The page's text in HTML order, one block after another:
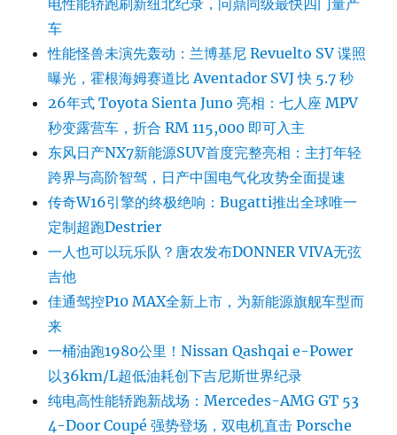
车
性能怪兽未演先轰动：兰博基尼 Revuelto SV 谍照
曝光，霍根海姆赛道比 Aventador SVJ 快 5.7 秒
26年式 Toyota Sienta Juno 亮相：七人座 MPV
秒变露营车，折合 RM 115,000 即可入主
东风日产NX7新能源SUV首度完整亮相：主打年轻
跨界与高阶智驾，日产中国电气化攻势全面提速
传奇W16引擎的终极绝响：Bugatti推出全球唯一
定制超跑Destrier
一人也可以玩乐队？唐农发布DONNER VIVA无弦
吉他
佳通驾控P10 MAX全新上市，为新能源旗舰车型而
来
一桶油跑1980公里！Nissan Qashqai e-Power
以36km/L超低油耗创下吉尼斯世界纪录
纯电高性能轿跑新战场：Mercedes-AMG GT 53
4-Door Coupé 强势登场，双电机直击 Porsche